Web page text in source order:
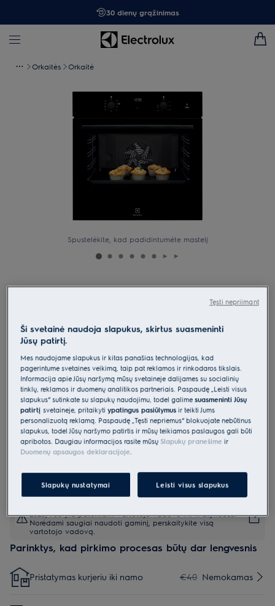
30 dienų grąžinimas
Orkaitės Orkaitė
Spustelėkite, kad padidintumėte mastelį
EOD3C70TK
Orkaitė 600 serija „SteamBake“
0 (0)
Gaminio informacijos lapas
Pagrindiniai privalumai
Orkaitė „600 SteamBake“ padeda pasiekti geresnių kepimo rezultatų.
Funkcija „SteamBake“ įleidžia garo, kad būtų galima paruošti
prabangius kepinius.
Katalizinio valymo metu sugeriami riebalai ir atliekamas savaiminis
išvalymas esant 250 °C temperatūrai.
2023/988 yra pateikiami vartotojo vadovo I ir II skyriuose.
Norėdami saugiai naudoti gaminį, perskaitykite visą
vartotojo vadovą.
Parinktys, kad pirkimo procesas būtų dar lengvesnis
Pristatymas kurjeriu iki namo €40 Nemokamas
Ši svetainė naudoja slapukus, skirtus suasmeninti
Jūsų patirtį.
Mes naudojame slapukus ir kitas panašias technologijas, kad
pagerintume svetainės veikimą, taip pat reklamos ir rinkodaros tikslais.
Informacija apie Jūsų naršymą mūsų svetainėje dalijamės su socialinių
tinklų, reklamos ir duomenų analitikos partneriais. Paspaudę „Leisti visus
slapukus“ sutinkate su slapukų naudojimu, todėl galimesuasmeninti Jūsų
patirtįsvetainėje, pritaikytiypatingus pasiūlymus ir teikti Jums
personalizuotą reklamą. Paspaudę „Tęsti nepriėmus“ blokuojate nebūtinus
slapukus, todėl Jūsų naršymo patirtis ir mūsų teikiamos paslaugos gali būti
apribotos. Daugiau informacijos rasite mūsų Slapukų pranešime ir
Duomenų apsaugos deklaracijoje.
Slapukų nustatymai Leisti visus slapukus
Tęsti nepriimant